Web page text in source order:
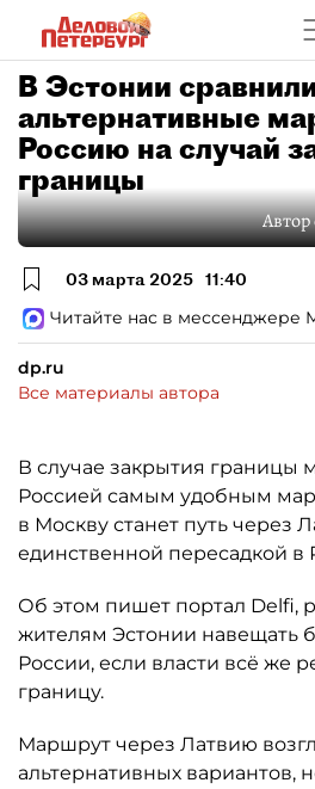
В Эстонии
альтернативные
Россию на случай
границы
03 марта 2025 11:40
Читайте нас в мессенджере
dp.ru
Все материалы автора
В случае закрытия границы
Россией самым удобным
в Москву станет путь через
единственной пересадкой в
Об этом пишет портал Delfi,
жителям Эстонии навещать
России, если власти всё же
границу.
Маршрут через Латвию
альтернативных вариантов,